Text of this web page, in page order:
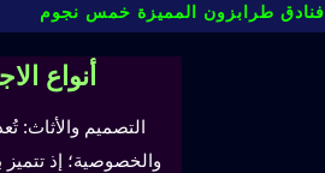
فنادق طرابزون المميزة خمس نجوم
أنواع
التصميم والأثاث:
والخصوصية؛ إذ